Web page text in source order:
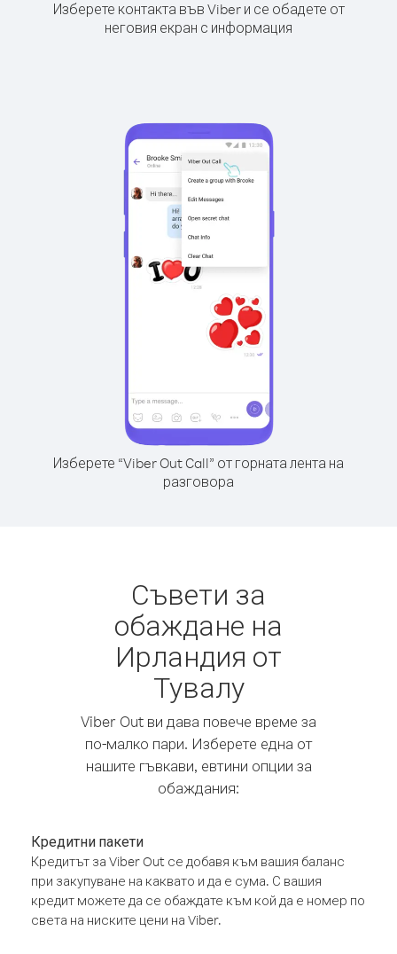
Изберете контакта във Viber и се обадете от
неговия екран с информация
Изберете “Viber Out Call” от горната лента на
разговора
Съвети за
обаждане на
Ирландия от
Тувалу
Viber Out ви дава повече време за
по-малко пари. Изберете една от
нашите гъвкави, евтини опции за
обаждания:
Кредитни пакети
Кредитът за Viber Out се добавя към вашия баланс
при закупуване на каквато и да е сума. С вашия
кредит можете да се обаждате към кой да е номер по
света на ниските цени на Viber.